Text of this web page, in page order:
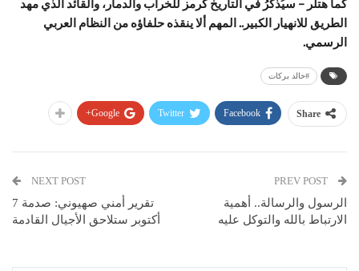
كما هتلر – سيُذكَرُ في التاريخ كرمز للخراب والدمار، والقائد الذي مهد
الطريق للانهيار الكبير.. المهم ألا ينقذه حلفاؤه من النظام العربي
الرسمي.
#خالد بركات
Share
Facebook
Twitter
Google+
الرسول والرسالة.. أهمية
الارتباط بالله والتوكل عليه
NEXT POST
تقرير أمني صهيوني: صدمة 7
أكتوبر ستلاحق الأجيال القادمة